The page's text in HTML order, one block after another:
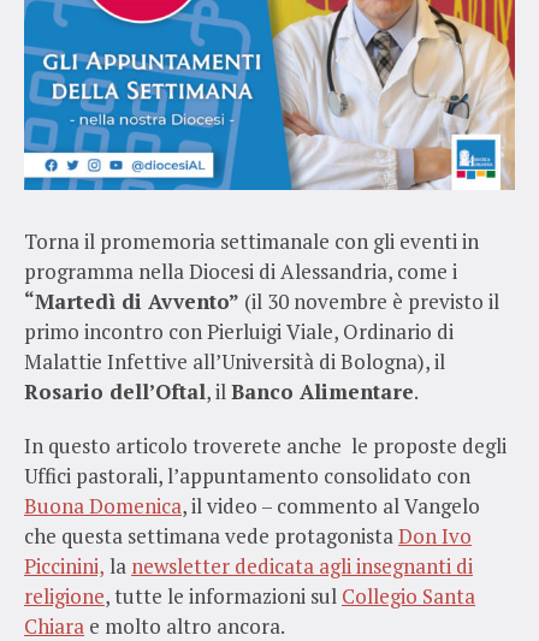
Torna il promemoria settimanale con gli eventi in
programma nella Diocesi di Alessandria, come i
“Martedì di Avvento” (il 30 novembre è previsto il
primo incontro con Pierluigi Viale, Ordinario di
Malattie Infettive all’Università di Bologna), il
Rosario dell’Oftal, ilBanco Alimentare.
In questo articolo troverete anche le proposte degli
Uffici pastorali, l’appuntamento consolidato con
Buona Domenica, il video – commento al Vangelo
che questa settimana vede protagonistaDon Ivo
Piccinini, la newsletter dedicata agli insegnanti di
religione, tutte le informazioni sul Collegio Santa
Chiara e molto altro ancora.